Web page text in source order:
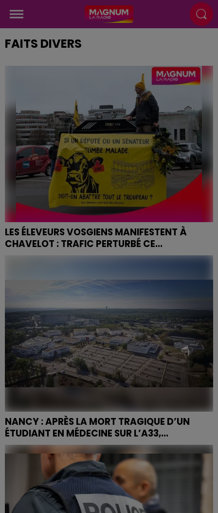
FAITS DIVERS
LES ÉLEVEURS VOSGIENS MANIFESTENT À
CHAVELOT : TRAFIC PERTURBÉ CE...
NANCY : APRÈS LA MORT TRAGIQUE D’UN
ÉTUDIANT EN MÉDECINE SUR L’A33,...
Le doyen de la fac de médecine, Stéphane Zuily
détaille les mesures, conseils et dispositifs pour
concilier vie festive et sécurité.